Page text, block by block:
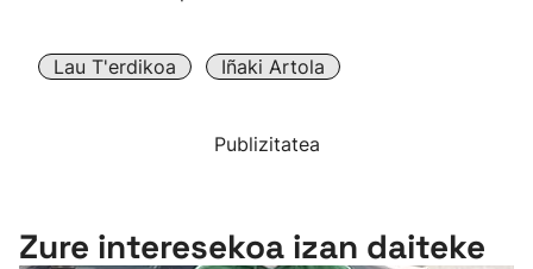
Lau T'erdikoa Iñaki Artola
Publizitatea
Zure interesekoa izan daiteke